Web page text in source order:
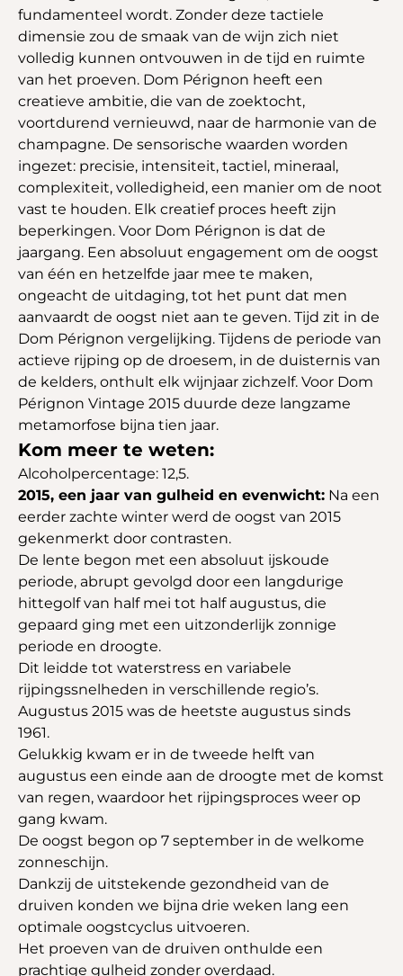
fundamenteel wordt. Zonder deze tactiele
dimensie zou de smaak van de wijn zich niet
volledig kunnen ontvouwen in de tijd en ruimte
van het proeven. Dom Pérignon heeft een
creatieve ambitie, die van de zoektocht,
voortdurend vernieuwd, naar de harmonie van de
champagne. De sensorische waarden worden
ingezet: precisie, intensiteit, tactiel, mineraal,
complexiteit, volledigheid, een manier om de noot
vast te houden. Elk creatief proces heeft zijn
beperkingen. Voor Dom Pérignon is dat de
jaargang. Een absoluut engagement om de oogst
van één en hetzelfde jaar mee te maken,
ongeacht de uitdaging, tot het punt dat men
aanvaardt de oogst niet aan te geven. Tijd zit in de
Dom Pérignon vergelijking. Tijdens de periode van
actieve rijping op de droesem, in de duisternis van
de kelders, onthult elk wijnjaar zichzelf. Voor Dom
Pérignon Vintage 2015 duurde deze langzame
metamorfose bijna tien jaar.
Kom meer te weten:
Alcoholpercentage: 12,5.
2015, een jaar van gulheid en evenwicht: Na een
eerder zachte winter werd de oogst van 2015
gekenmerkt door contrasten.
De lente begon met een absoluut ijskoude
periode, abrupt gevolgd door een langdurige
hittegolf van half mei tot half augustus, die
gepaard ging met een uitzonderlijk zonnige
periode en droogte.
Dit leidde tot waterstress en variabele
rijpingssnelheden in verschillende regio’s.
Augustus 2015 was de heetste augustus sinds
1961.
Gelukkig kwam er in de tweede helft van
augustus een einde aan de droogte met de komst
van regen, waardoor het rijpingsproces weer op
gang kwam.
De oogst begon op 7 september in de welkome
zonneschijn.
Dankzij de uitstekende gezondheid van de
druiven konden we bijna drie weken lang een
optimale oogstcyclus uitvoeren.
Het proeven van de druiven onthulde een
prachtige gulheid zonder overdaad.